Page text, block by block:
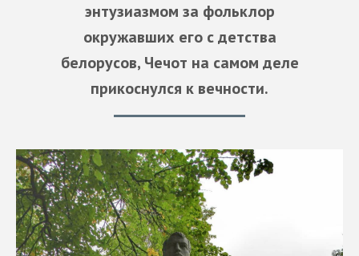
энтузиазмом за фольклор
окружавших его с детства
белорусов, Чечот на самом деле
прикоснулся к вечности.